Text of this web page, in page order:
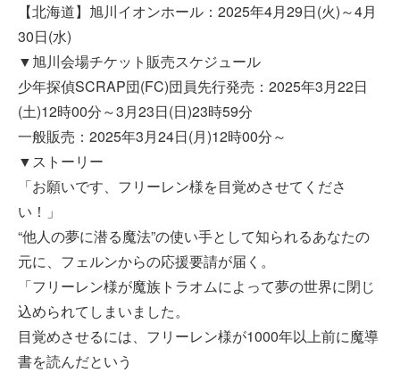
【北海道】旭川イオンホール：2025年4月29日(火)～4月
30日(水)
▼旭川会場チケット販売スケジュール
少年探偵SCRAP団(FC)団員先行発売：2025年3月22日
(土)12時00分～3月23日(日)23時59分
一般販売：2025年3月24日(月)12時00分～
▼ストーリー
「お願いです、フリーレン様を目覚めさせてくださ
い！」
“他人の夢に潜る魔法”の使い手として知られるあなたの
元に、フェルンからの応援要請が届く。
「フリーレン様が魔族トラオムによって夢の世界に閉じ
込められてしまいました。
目覚めさせるには、フリーレン様が1000年以上前に魔導
書を読んだという